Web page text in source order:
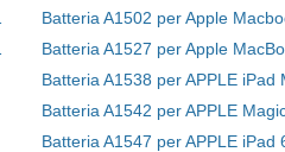
Batteria A1538 per APPLE iPad
Batteria A1542 per APPLE
Batteria A1547 per APPLE iPad